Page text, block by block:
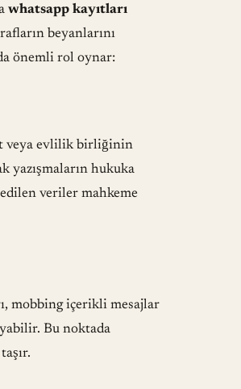
whatsapp kayıtları
beyanlarını
önemli rol oynar:
veya evlilik birliğinin
yazışmaların hukuka
veriler mahkeme
mobbing içerikli mesajlar
Bu noktada